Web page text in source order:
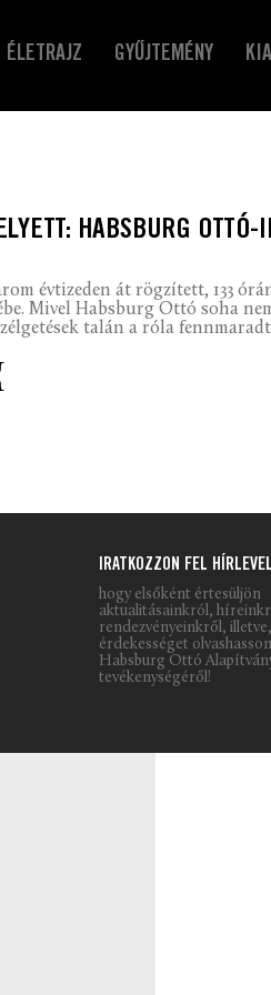
ÉLETRAJZ GYŰJTEMÉNY
HABSBURG
évtizeden át rögzített, 133
Mivel Habsburg Ottó soha
talán a róla
IRATKOZZON FEL
hogy elsőként értesüljön
aktualitásainkról,
rendezvényeinkről,
érdekességet
Habsburg Ottó
tevékenységéről!